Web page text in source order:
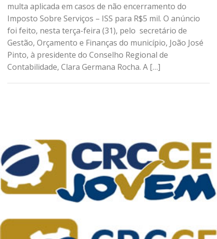
multa aplicada em casos de não encerramento do
Imposto Sobre Serviços – ISS para R$5 mil. O anúncio
foi feito, nesta terça-feira (31), pelo secretário de
Gestão, Orçamento e Finanças do município, João José
Pinto, à presidente do Conselho Regional de
Contabilidade, Clara Germana Rocha. A […]